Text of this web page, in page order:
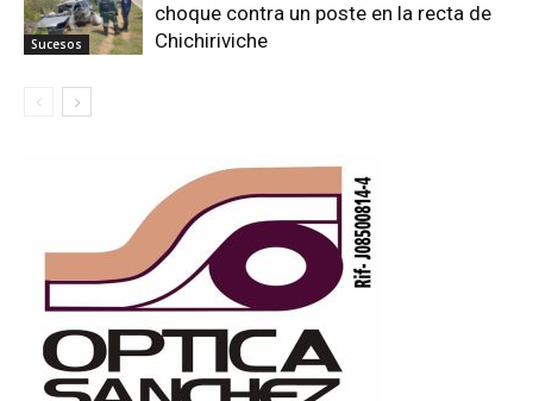
Sucesos
choque contra un poste en la recta de
Chichiriviche